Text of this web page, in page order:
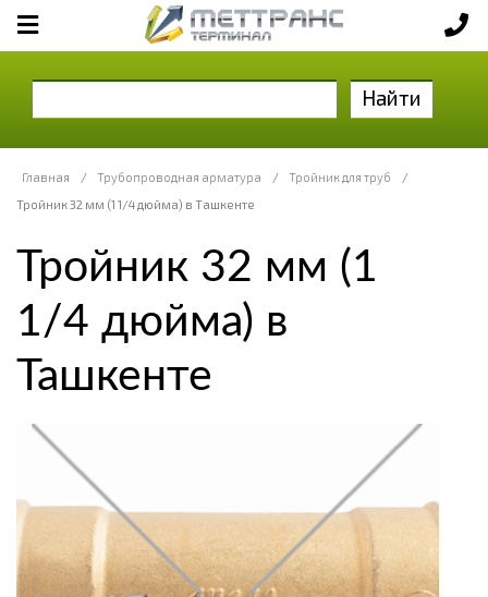
Найти
Главная / Трубопроводная арматура / Тройник для труб
/
Тройник 32 мм (1 1/4 дюйма) в Ташкенте
Тройник 32 мм (1
1/4 дюйма) в
Ташкенте